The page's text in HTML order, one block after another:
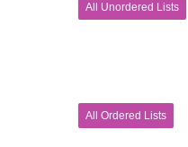
All Unordered Lists
All Ordered Lists